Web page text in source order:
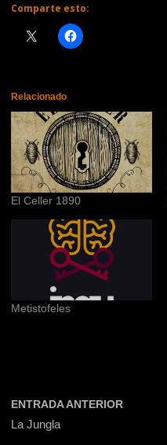
Comparte esto:
Relacionado
El Celler 1890
Metistofeles
ENTRADA ANTERIOR
La Jungla